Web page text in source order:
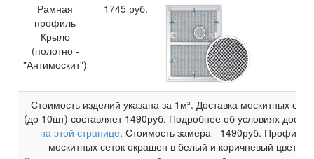
Рамная
профиль
Крыло
(полотно -
"Антимоскит")
1745руб.
Стоимость изделий указана за 1м². Доставка москитных
(до 10шт) составляет 1490руб. Подробнее об условиях
на этой странице. Стоимость замера - 1490руб. Профиль
москитных сеток окрашен в белый и коричневый цвет.